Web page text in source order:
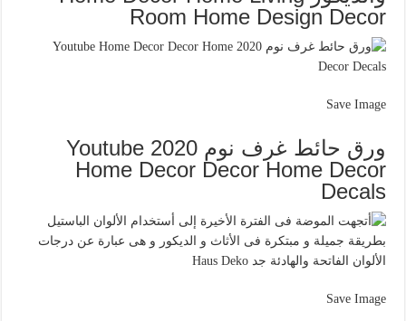
Room Home Design Decor
Save Image
ورق حائط غرف نوم 2020 Youtube
Home Decor Decor Home Decor
Decals
Save Image